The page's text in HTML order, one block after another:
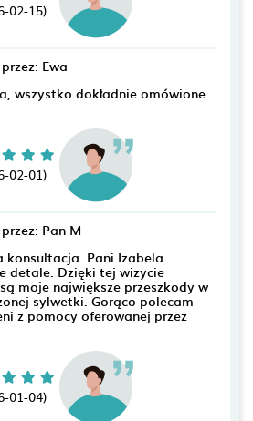
02-15)
Ewa
wszystko dokładnie omówione.
02-01)
Pan M
konsultacja. Pani Izabela
detale. Dzięki tej wizycie
moje największe przeszkody w
sylwetki. Gorąco polecam -
z pomocy oferowanej przez
01-04)